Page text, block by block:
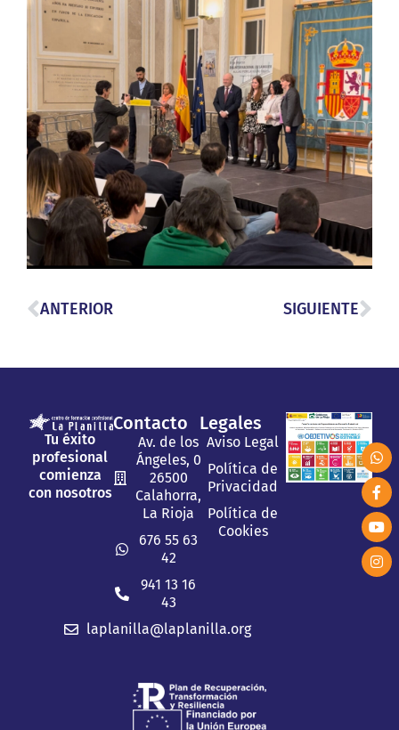
ANTERIOR SIGUIENTE
Tu éxito
profesional
comienza
con nosotros
Contacto
Av. de los
Ángeles, 0
26500
Calahorra,
La Rioja
676 55 63
42
941 13 16
43
laplanilla@laplanilla.org
Legales
Aviso Legal
Política de
Privacidad
Política de
Cookies